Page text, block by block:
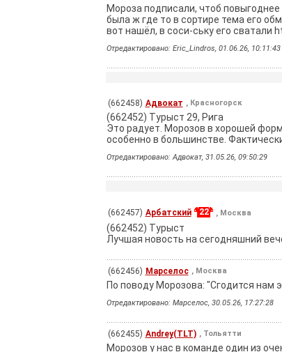
Мороза подписали, чтоб повыгоднее
была ж где то в сортире тема его
вот нашёл, в соси-ську его
Отредактировано: Eric_Lindros, 01.06.26, 10:11:43
(662458) Адвокат , Красногорск
(662452) Турыст 29, Рига
Это радует. Морозов в хорошей
особенно в большинстве.
Отредактировано: Адвокат, 31.05.26, 09:50:29
(662457) Арбатский 22 , Москва
(662452) Турыст
Лучшая новость на сегодняшний
(662456) Марселос , Москва
По поводу Морозова: "Сгодится нам
Отредактировано: Марселос, 30.05.26, 17:27:28
(662455) Andrey(TLT) , Тольятти
Морозов у нас в команде один из